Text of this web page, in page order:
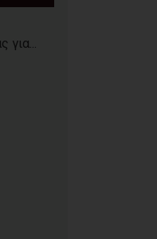
για...